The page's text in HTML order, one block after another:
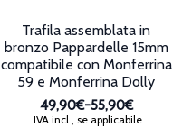
Trafila assemblata in
bronzo Pappardelle 15mm
compatibile con Monferrina
59 e Monferrina Dolly
49,90€-55,90€
Fascia
IVA incl., se applicabile